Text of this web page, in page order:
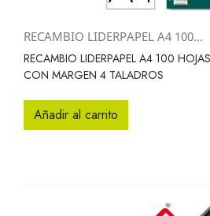
RECAMBIO LIDERPAPEL A4 100...
RECAMBIO LIDERPAPEL A4 100
CON MARGEN 4 TALADROS
Añadir al carrito